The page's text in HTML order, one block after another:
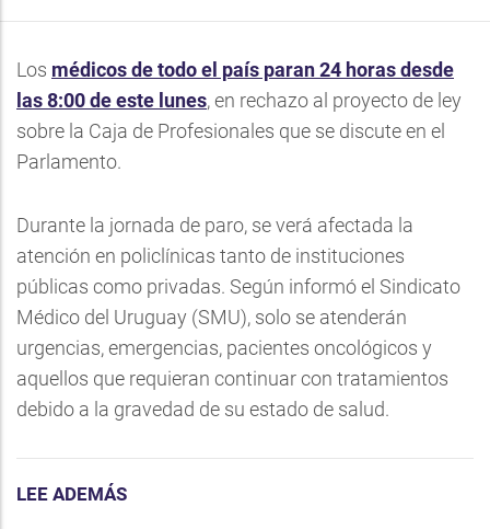
Los médicos de todo el país paran 24 horas desde
las 8:00 de este lunes, en rechazo al proyecto de ley
sobre la Caja de Profesionales que se discute en el
Parlamento.
Durante la jornada de paro, se verá afectada la
atención en policlínicas tanto de instituciones
públicas como privadas. Según informó el Sindicato
Médico del Uruguay (SMU), solo se atenderán
urgencias, emergencias, pacientes oncológicos y
aquellos que requieran continuar con tratamientos
debido a la gravedad de su estado de salud.
LEE ADEMÁS